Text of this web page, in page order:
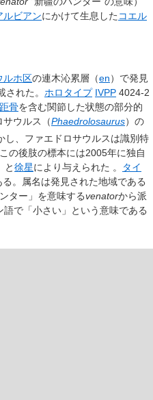
ルビアンにかけて生息した コエル
ルホ区の連木沁累層（en）で発見
された。 ホロタイプ IVPP 4024-2
距骨を含む関節した状態の部分的
ウルス（Phaedrolosaurus）の
し、ファエドロサウルスは識別特
の後肢の標本には2005年に独自
と徐星により与えられた 。
タイ
る。属名は発見された地域である
ター」を意味するvenatorから派
語で「小さい」という意味である